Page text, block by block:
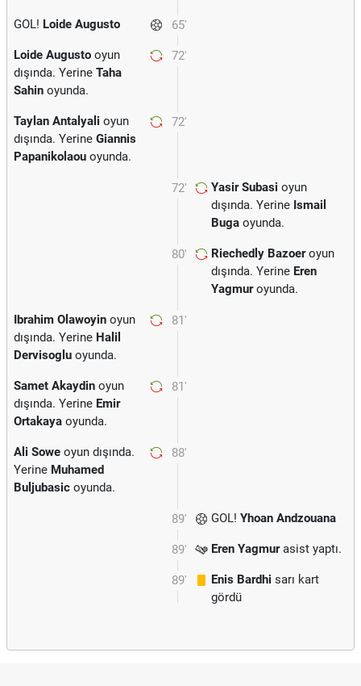
65'
GOL! Loide Augusto
72'
Loide Augusto oyun
dışında. Yerine Taha
Sahin oyunda.
72'
Taylan Antalyali oyun
dışında. Yerine Giannis
Papanikolaou oyunda.
72' Yasir Subasi oyun
dışında. Yerine Ismail
Buga oyunda.
80' Riechedly Bazoeroyun
dışında. Yerine Eren
Yagmuroyunda.
81'
Ibrahim Olawoyin oyun
dışında. Yerine Halil
Dervisoglu oyunda.
81'
Samet Akaydin oyun
dışında. Yerine Emir
Ortakaya oyunda.
88'
Ali Sowe oyun dışında.
Yerine Muhamed
Buljubasic oyunda.
89' GOL! Yhoan Andzouana
89' Eren Yagmurasist yaptı.
89' Enis Bardhi sarı kart
gördü